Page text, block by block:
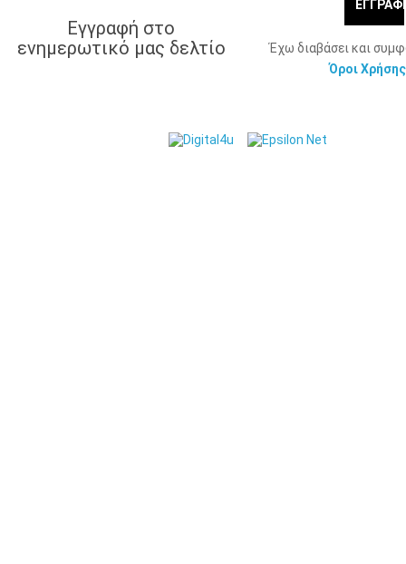
Εγγραφή στο
ενημερωτικό μας δελτίο
Έχω διαβάσει και
Όροι Χρήσης